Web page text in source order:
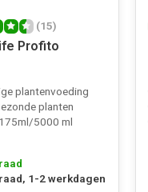
(15)
Profito
plantenvoeding
planten
5000 ml
1-2 werkdagen